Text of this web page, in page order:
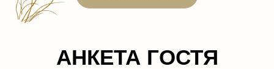
АНКЕТА ГОСТЯ